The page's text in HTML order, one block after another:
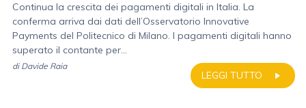
Continua la crescita dei pagamenti digitali in Italia. La
conferma arriva dai dati dell’Osservatorio Innovative
Payments del Politecnico di Milano. I pagamenti digitali hanno
superato il contante per...
LEGGI TUTTO
di Davide Raia